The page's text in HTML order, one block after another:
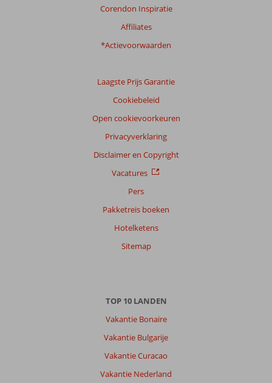
Corendon Inspiratie
Affiliates
*Actievoorwaarden
Laagste Prijs Garantie
Cookiebeleid
Open cookievoorkeuren
Privacyverklaring
Disclaimer en Copyright
Vacatures
Pers
Pakketreis boeken
Hotelketens
Sitemap
TOP 10 LANDEN
Vakantie Bonaire
Vakantie Bulgarije
Vakantie Curacao
Vakantie Nederland